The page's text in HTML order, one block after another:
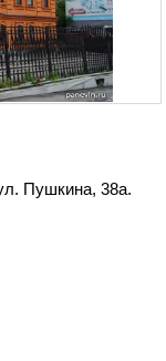
Пушкина, 38а.